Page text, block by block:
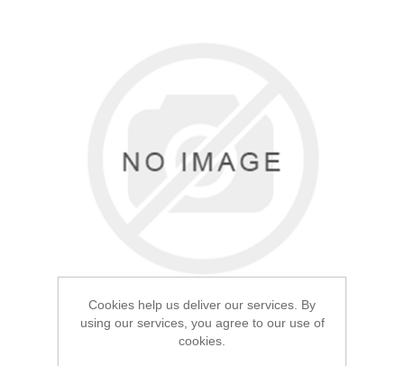
Cookies help us deliver our services. By
using our services, you agree to our use of
cookies.